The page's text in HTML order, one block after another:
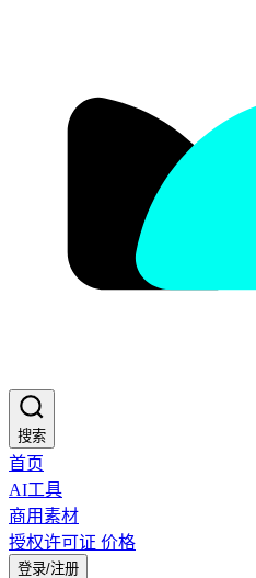
搜索
首页
AI工具
商用素材
授权许可证 价格
登录/注册